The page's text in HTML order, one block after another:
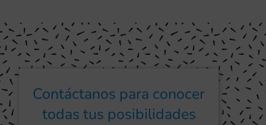
Contáctanos para conocer
todas tus posibilidades